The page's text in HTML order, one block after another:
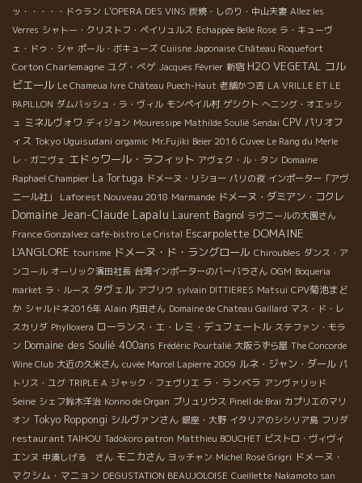
ッ・・・・・ドゥラン L'OPERA DES VINS 炭焼・しのり・中山夫妻 Allez les
Verres シャトー・クリストフ・ペイリュルス Echappée Belle Rose ラ・キューヴ
ェ・ドゥ・シャ ポール・ボキューズ Cuiisne Japonaise Château Roquefort
Corton Charlemagne ユグ・べゲ Jacques Février 新宿 H2O VEGETAL コル
ビエール Le Chameua Ivre Château Puech-Haut 老舗かつ吉 LA VRILLE ET LE
PAPILLON ダムバッシュ・ラ・ヴィル モンペイル村 ゲシクト へニング・オエッシ
ュ ミネルヴォワ ディジョン Mouressipe Mathilde Soulié Sendai CPV パリオフ
ィス Tokyo Uguisudani orgamic Mr.Fujiki Beier 2016 Cuvee Le Rang du Merle
レ・ガニヴェ エドゥワール・ラフィット アヴェク・ル・タン Domaine
Raphael Champier La Tortuga ドメーヌ・リショー パリの夜 インポーター「アヴ
ニール社」
Laforest Nouveau 2018 Marmande ドメーヌ・ダミアン・コクレ
Domaine Jean-Claude Lapalu Laurent Bagnol ラヴニールの大園さん
France Gonzalvez café-bistro Le Cristal Escarpolette DOMAINE
L'ANGLORE tourisme ドメーヌ・ド・ラングロール Chiroubles ダンス・ア
ンコール オーリック濱田社長 台湾インポーターのバーバラさん OGM Boqueria
market ラ・ルース タヴェル アブリウ sylvain DITTIERES Matsui CPV菊池まど
か シャルドネ2016年 Alain 内田さん Domaine de Chateau Gaillard マス・ド・レ
スカリダ Phylloxera ローランス・エ・レミ・デュフェートル ステファン・モラ
ン Domaine des Soulié 400ans Frédéric Pourtalié 大阪うずら屋 The Concorde
Wine Club 大近の久米さん cuvée Marcel Lapierre 2009 ルネ・ジャン・ダール パ
トリス・ユグ TRIPLE A ジャック・フェヴリエ ラ・ランベラ アンヴァリッド
Seine シェフ鈴木洋治 Konno de Organ ブリュリウス Pinell de Brai カプリエのマリ
オン Tokyo Roppongi シルヴァンさん 銀座・大野 イタリアのシシリア島 フリダ
restaurant TAIHOU Tadokoro patron Matthieu BOUCHET ビストロ・ヴィヴィ
エンヌ 中湊しげる さん モニカさん ヨッチャン Michel Rosé Grigri ドメーヌ・
マクシム・マニョン DEGUSTATION BEAUJOLOISE Cueillette Nakamoto san